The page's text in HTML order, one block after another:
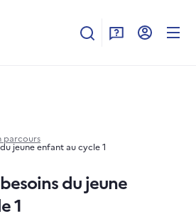
parcours
jeune enfant au cycle 1
du jeune
1